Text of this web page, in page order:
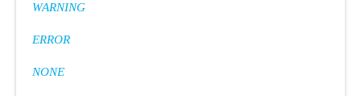
WARNING
ERROR
NONE